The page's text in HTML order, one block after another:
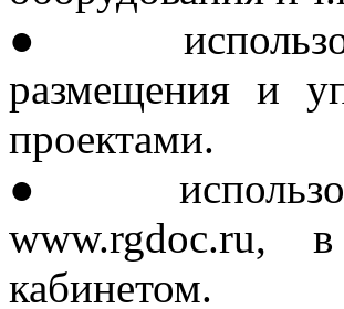
●
размещения и
проектами.
●
www.rgdoc.ru,
кабинетом.